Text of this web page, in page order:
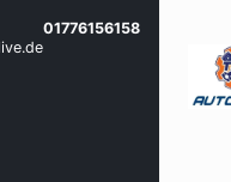
01776156158